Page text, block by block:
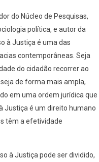
do Núcleo de Pesquisas,
política, e autor da
à Justiça é uma das
contemporâneas. Seja
do cidadão recorrer ao
de forma mais ampla,
em uma ordem jurídica que
Justiça é um direito humano
têm a efetividade
à Justiça pode ser dividido,